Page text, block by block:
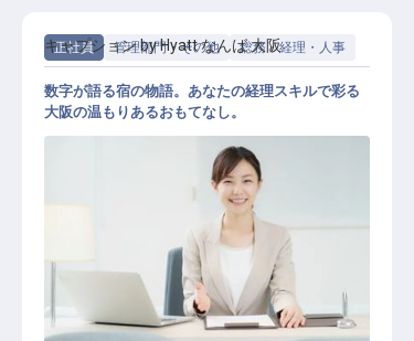
正社員 管理部門・その他 総務・経理・人事
キャプション by Hyatt なんば 大阪
数字が語る宿の物語。あなたの経理スキルで彩る
大阪の温もりあるおもてなし。